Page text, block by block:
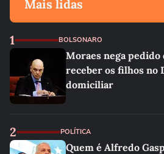
Mais lidas
1 BOLSONARO
Moraes nega pedido
receber os filhos no
domiciliar
2 POLÍTICA
Quem é Alfredo